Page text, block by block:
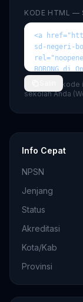
KODE HTML —
💡 Tempel
sekolah Anda
Info Cepat
NPSN
Jenjang
Status
Akreditasi
Kota/Kab
Provinsi